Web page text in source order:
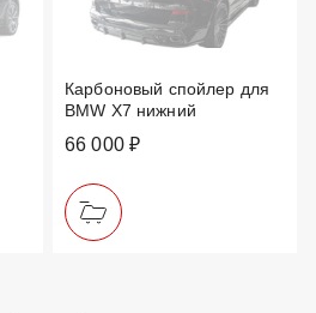
Карбоновый спойлер для
BMW X7 нижний
66 000 ₽